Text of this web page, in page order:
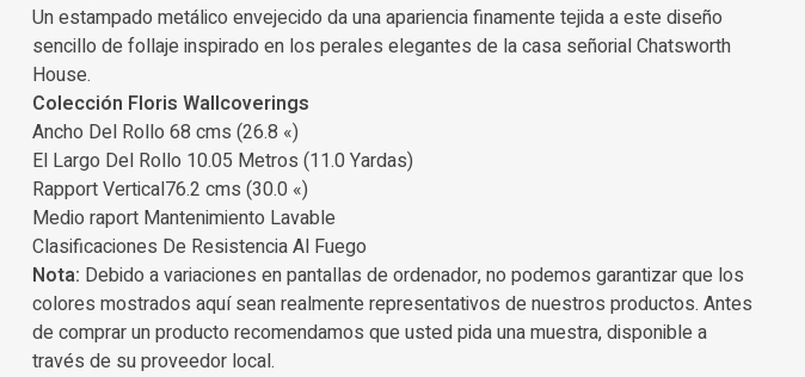
Un estampado metálico envejecido da una apariencia finamente tejida a este diseño
sencillo de follaje inspirado en los perales elegantes de la casa señorial Chatsworth
House.
Colección Floris Wallcoverings
Ancho Del Rollo 68 cms (26.8 «)
El Largo Del Rollo 10.05 Metros (11.0 Yardas)
Rapport Vertical76.2 cms (30.0 «)
Medio raport Mantenimiento Lavable
Clasificaciones De Resistencia Al Fuego
Nota: Debido a variaciones en pantallas de ordenador, no podemos garantizar que los
colores mostrados aquí sean realmente representativos de nuestros productos. Antes
de comprar un producto recomendamos que usted pida una muestra, disponible a
través de su proveedor local.